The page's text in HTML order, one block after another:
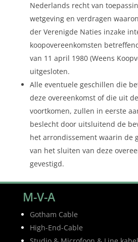
Nederlands recht van
wetgeving en verdragen
der Verenigde Naties inzake
koopovereenkomsten
van 11 april 1980 (Weens
uitgesloten.
Alle eventuele geschillen die
deze overeenkomst of die uit
voortkomen, zullen in eerste
beslecht door uitsluitend de
het arrondissement waarin de
van het sluiten van deze
gevestigd.
M-V-A
Gotham Cable
High-End-Cable